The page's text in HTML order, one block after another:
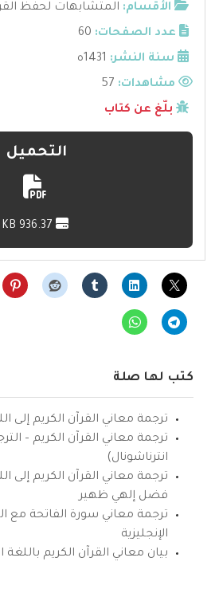
الأقسام: المتشابهات لحفظ
عدد الصفحات: 60
سنة النشر: 1431ه
مشاهدات:
بلّغ عن كتاب
التحميل
كتب لها صلة
ترجمة معاني القرآن الكريم إلى
ترجمة معاني القرآن الكريم –
انترناشونال)
ترجمة معاني القرآن الكريم إلى
فضل إلهي ظهير
ترجمة معاني سورة الفاتحة مع
الإنجليزية
بيان معاني القرآن الكريم باللغة